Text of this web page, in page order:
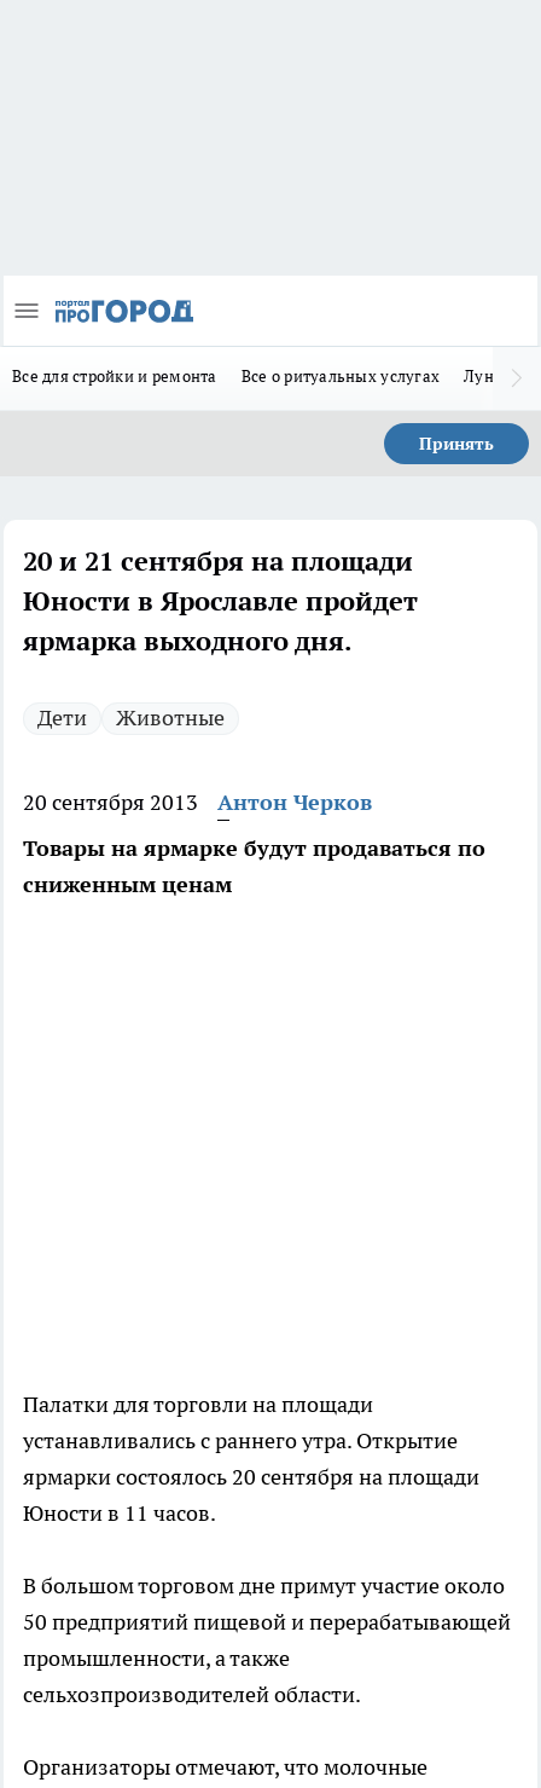
Все для стройки и ремонта Все о ритуальных услугах Лунно-
Принять
20 и 21 сентября на площади
Юности в Ярославле пройдет
ярмарка выходного дня.
Дети Животные
20 сентября 2013
Антон Черков
Товары на ярмарке будут продаваться по
сниженным ценам
Палатки для торговли на площади
устанавливались с раннего утра. Открытие
ярмарки состоялось 20 сентября на площади
Юности в 11 часов.
В большом торговом дне примут участие около
50 предприятий пищевой и перерабатывающей
промышленности, а также
сельхозпроизводителей области.
Организаторы отмечают, что молочные